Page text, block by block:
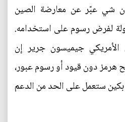
شي عبّر عن معارضة الصين
لفرض رسوم على استخدامه.
الأمريكي جيميسون جرير إن
هرمز دون قيود أو رسوم عبور،
ستعمل على الحد من الدعم